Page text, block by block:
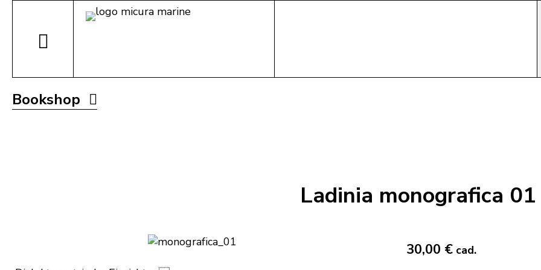
Bookshop
Ladinia monografica 01
30,00 € cad.